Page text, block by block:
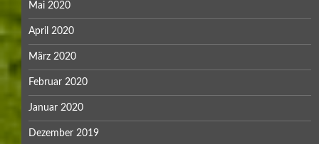
Mai 2020
April 2020
März 2020
Februar 2020
Januar 2020
Dezember 2019